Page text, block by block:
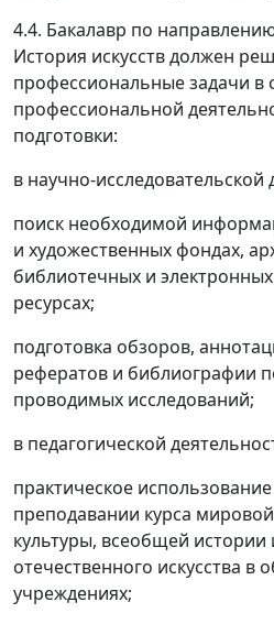
4.4. Бакалавр по
История искусств должен
профессиональные задачи в
профессиональной
подготовки:
в научно-исследовательской
поиск необходимой
и художественных фондах,
библиотечных и электронных
ресурсах;
подготовка обзоров,
рефератов и библиографии
проводимых исследований;
в педагогической
практическое
преподавании курса
культуры, всеобщей истории
отечественного искусства
учреждениях;